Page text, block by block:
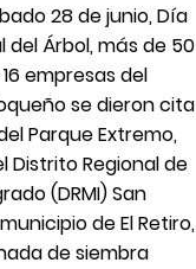
28 de junio, Día
del Árbol, más de 50
empresas del
se dieron cita
Parque Extremo,
Distrito Regional de
(DRMI) San
de El Retiro,
de siembra